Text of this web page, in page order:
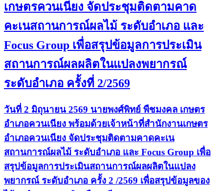
เกษตรควนเนียง จัดประชุมติดตามคาด
คะเนสถานการณ์ผลไม้ ระดับอำเภอ และ
Focus Group เพื่อสรุปข้อมูลการประเมิน
สถานการณ์ผลผลิตในแปลงพยากรณ์
ระดับอำเภอ ครั้งที่ 2/2569
วันที่ 2 มิถุนายน 2569 นายพงศ์พิทย์ พืชมงคล เกษตร
อำเภอควนเนียง พร้อมด้วยเจ้าหน้าที่สำนักงานเกษตร
อำเภอควนเนียง จัดประชุมติดตามคาดคะเน
สถานการณ์ผลไม้ ระดับอำเภอ และ Focus Group เพื่อ
สรุปข้อมูลการประเมินสถานการณ์ผลผลิตในแปลง
พยากรณ์ ระดับอำเภอ ครั้ง 2 /2569 เพื่อสรุปข้อมูลของ